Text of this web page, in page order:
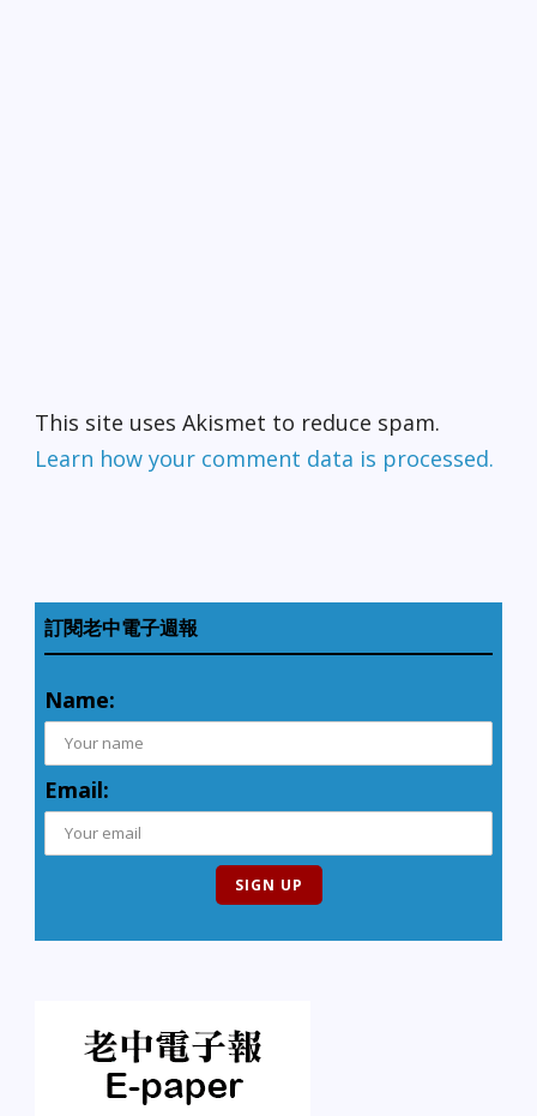
This site uses Akismet to reduce spam.
Learn how your comment data is processed.
訂閱老中電子週報
Name:
Email: